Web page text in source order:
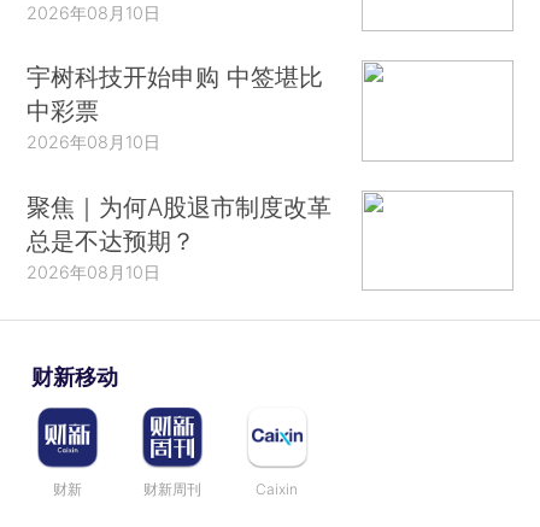
2026年08月10日
宇树科技开始申购 中签堪比
中彩票
2026年08月10日
聚焦｜为何A股退市制度改革
总是不达预期？
2026年08月10日
财新移动
财新 财新周刊 Caixin